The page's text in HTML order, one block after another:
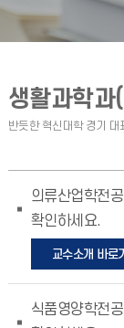
생활과학과
의류산업학전
확인하세요.
교수소개 바로
식품영양학전